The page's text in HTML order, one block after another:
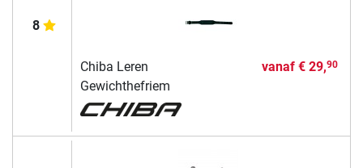
8
Chiba Leren
Gewichthefriem
vanaf € 29,90